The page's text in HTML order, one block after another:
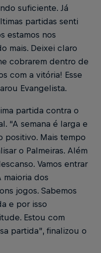
suficiente. Já
partidas senti
estamos nos
mais. Deixei claro
cobrarem dentro de
com a vitória! Esse
Evangelista.
partida contra o
“A semana é larga e
positivo. Mais tempo
o Palmeiras. Além
Vamos entrar
maioria dos
jogos. Sabemos
e por isso
Estou com
partida”, finalizou o